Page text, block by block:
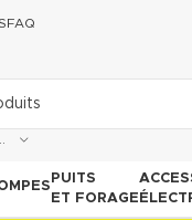
FAQ
PUITS
ET FORAGE